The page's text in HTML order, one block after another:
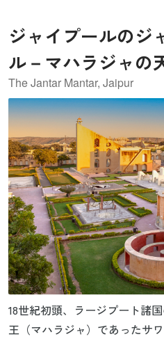
ジャイプールのジ
ル－マハラジャの
The Jantar Mantar, Jaipur
18世紀初頭、ラージプート諸
王（マハラジャ）であったサ